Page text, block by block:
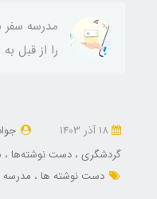
مدرسه سفر
را از قبل
گردشگری دست نوشته‌ها
دست نوشته ها
مدرسه